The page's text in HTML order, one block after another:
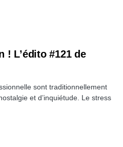
! L’édito #121 de
sont traditionnellement
et d’inquiétude. Le stress